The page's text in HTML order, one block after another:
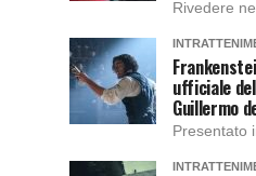
ufficiale
Guillermo